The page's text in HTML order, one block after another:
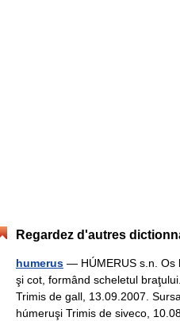
Regardez d'autres
humerus — HÚMERUS s.n. Os
şi cot, formând scheletul
Trimis de gall, 13.09.2007.
húmeruşi Trimis de siveco,